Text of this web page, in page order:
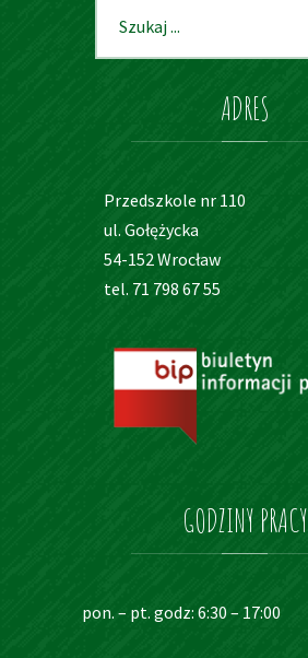
ADRES
Przedszkole nr 110
ul. Gołężycka
54-152 Wrocław
tel. 71 798 67 55
GODZINY PRACY
pon. – pt. godz: 6:30 – 17:00